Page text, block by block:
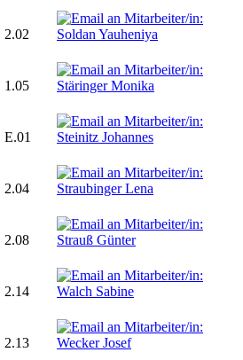
2.02
1.05
E.01
2.04
2.08
2.14
2.13